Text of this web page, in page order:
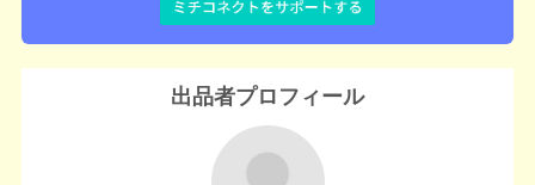
出品者プロフィール